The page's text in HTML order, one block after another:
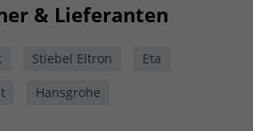
& Lieferanten
Stiebel Eltron
Eta
Hansgrohe